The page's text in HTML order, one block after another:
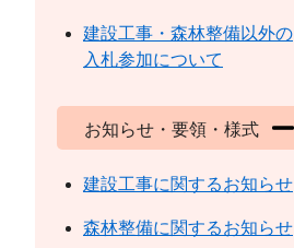
建設工事・森林整備以外の
入札参加について
お知らせ・要領・様式
建設工事に関するお知らせ
森林整備に関するお知らせ